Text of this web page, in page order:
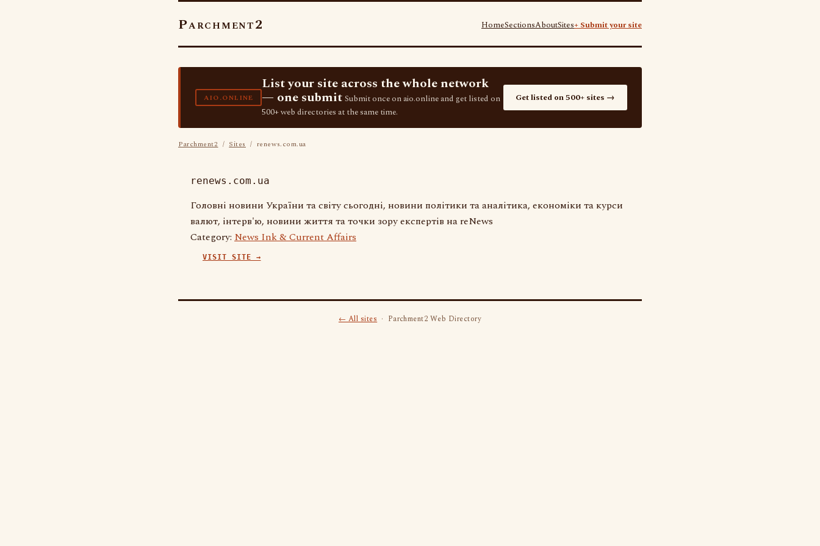
Parchment2 HomeSectionsAboutSites+ Submit your site
AIO.ONLINE
List your site across the whole network
— one submit Submit once on aio.online and get listed on
500+ web directories at the same time.
Get listed on 500+ sites →
Parchment2 / Sites / renews.com.ua
renews.com.ua
Головні новини України та світу сьогодні, новини політики та аналітика, економіки та курси
валют, інтерв'ю, новини життя та точки зору експертів на reNews
Category: News Ink & Current Affairs
VISIT SITE →
← All sites· Parchment2 Web Directory